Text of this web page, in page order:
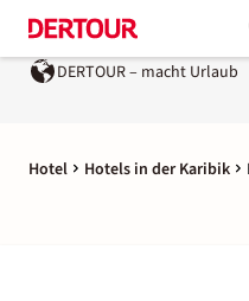
DERTOUR – macht Urlaub
Hotel Hotels in der Karibik